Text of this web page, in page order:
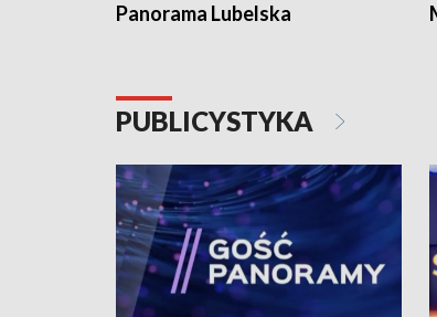
Panorama Lubelska
PUBLICYSTYKA